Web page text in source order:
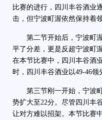
比赛的进行，四川丰谷酒业
击，但宁波町渥依然保持着
第二节开始后，宁波町渥
平了分差，更是反超宁波町
在本节比赛中，四川丰谷酒
时，四川丰谷酒业以49-46领
第三节刚一开始，宁波町
势扩大至22分。尽管四川丰
让对方难以招架。本节比赛